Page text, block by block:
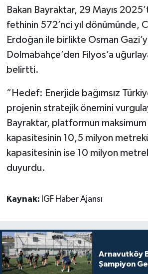
Bakan Bayraktar, 29 Mayıs
fethinin 572’nci yıl dönümünde,
Erdoğan ile birlikte Osman
Dolmabahçe’den Filyos’a
belirtti.
“Hedef: Enerjide bağımsız
projenin stratejik önemini
Bayraktar, platformun
kapasitesinin 10,5 milyon
kapasitesinin ise 10 milyon
duyurdu.
Kaynak: İGF Haber Ajansı
Arnavutköy
Şampiyon